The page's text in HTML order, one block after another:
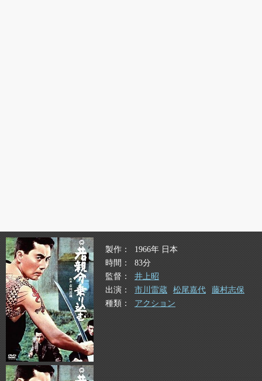
製作
1966年 日本
時間
83分
監督
井上昭
出演
市川雷蔵 松尾嘉代
藤村志保
種類
アクション